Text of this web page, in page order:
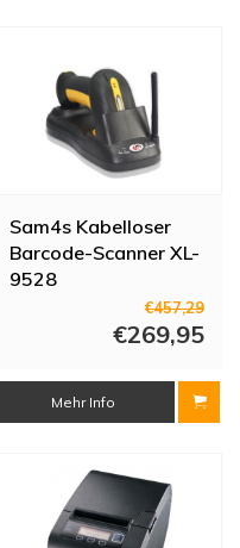
Sam4s Kabelloser
Barcode-Scanner XL-
9528
€457,29
€269,95
Mehr Info